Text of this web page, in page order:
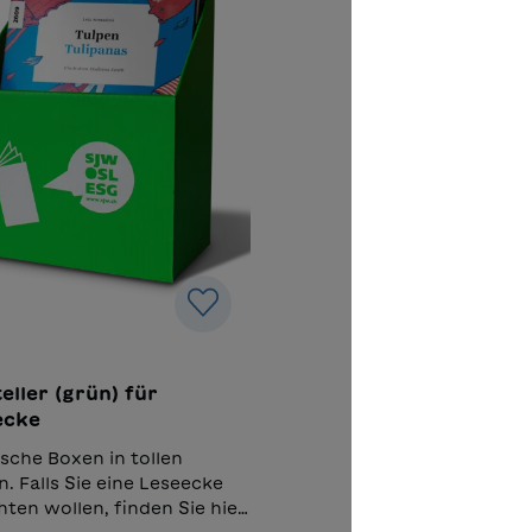
(grün) für
Boxen in tollen
Falls Sie eine Leseecke
wollen, finden Sie hier